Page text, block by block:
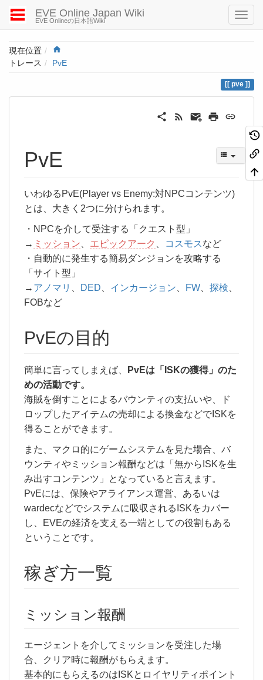
EVE Online Japan Wiki
EVE Onlineの日本語Wiki
現在位置
トレース
PvE
pve
PvE
いわゆるPvE(Player vs Enemy:対NPCコンテンツ)
とは、大きく2つに分けられます。
・NPCを介して受注する「クエスト型」
→ ミッション エピックアーク コスモスなど
・自動的に発生する簡易ダンジョンを攻略する
「サイト型」
→ アノマリ DED インカージョン FW 探検
FOBなど
PvEの目的
簡単に言ってしまえば、
PvEは「ISKの獲得」のた
めの活動です。
海賊を倒すことによるバウンティの支払いや、ド
ロップしたアイテムの売却による換金などでISKを
得ることができます。
また、マクロ的にゲームシステムを見た場合、バ
ウンティやミッション報酬などは「無からISKを生
み出すコンテンツ」となっていると言えます。
PvEには、保険やアライアンス運営、あるいは
wardecなどでシステムに吸収されるISKをカバー
し、EVEの経済を支える一端としての役割もある
ということです。
稼ぎ方一覧
ミッション報酬
エージェントを介してミッションを受注した場
合、クリア時に報酬がもらえます。
基本的にもらえるのはISKとロイヤリティポイント